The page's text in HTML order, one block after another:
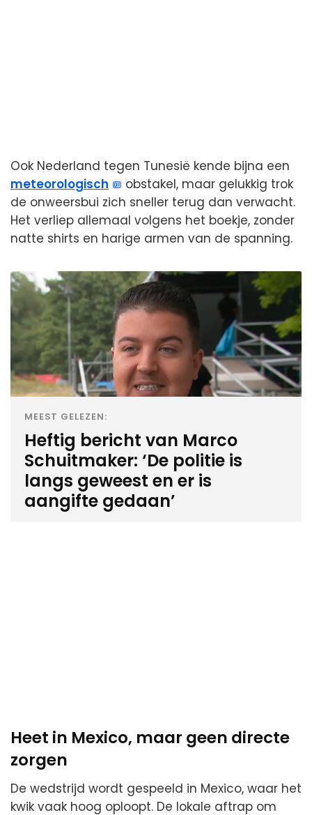
Ook Nederland tegen Tunesië kende bijna een
meteorologisch
obstakel, maar gelukkig trok
de onweersbui zich sneller terug dan verwacht.
Het verliep allemaal volgens het boekje, zonder
natte shirts en harige armen van de spanning.
MEEST GELEZEN:
Heftig bericht van Marco
Schuitmaker: ‘De politie is
langs geweest en er is
aangifte gedaan’
Heet in Mexico, maar geen directe
zorgen
De wedstrijd wordt gespeeld in Mexico, waar het
kwik vaak hoog oploopt. De lokale aftrap om